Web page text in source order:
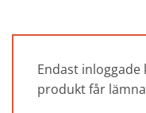
Endast
produkt får